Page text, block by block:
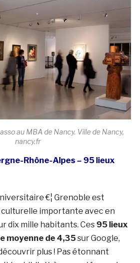
au MBA de Nancy. Ville de Nancy,
nancy.fr
Rhône-Alpes – 95 lieux
€¦ Grenoble est
importante avec en
dix mille habitants. Ces 95 lieux
moyenne de 4,35sur Google,
plus ! Pas étonnant